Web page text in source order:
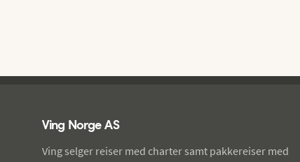
Ving Norge AS
Ving selger reiser med charter samt pakkereiser med